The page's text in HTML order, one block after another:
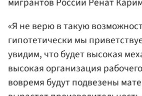
«Я не верю в такую
гипотетически мы
увидим, что будет высокая
высокая организация
вовремя будут подвезены